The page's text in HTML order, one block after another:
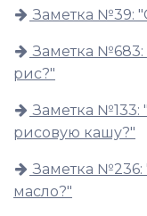
Заметка №39:
Заметка №683:
рис?"
Заметка №133:
рисовую кашу?"
Заметка №236:
масло?"